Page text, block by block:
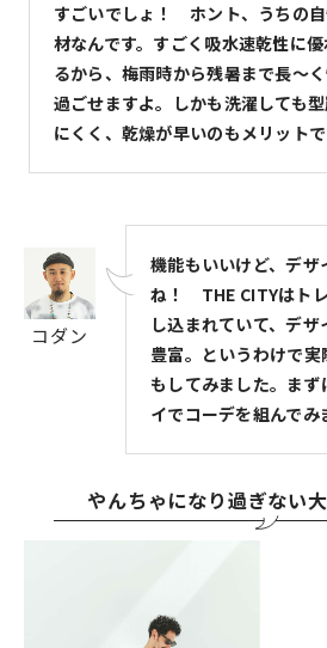
すごいでしょ！ ホント、うちの
材なんです。すごく吸水速乾性に
るから、梅雨時から残暑まで長～
過ごせますよ。しかも洗濯しても
にくく、乾燥が早いのもメリットで
コダン
機能もいいけど、デザ
ね！ THE CITYはト
し込まれていて、デ
豊富。というわけで
もしてみました。ま
イでコーデを組んでみ
やんちゃになり過ぎない